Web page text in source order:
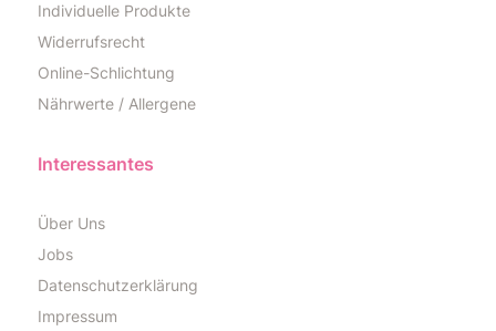
Individuelle Produkte
Widerrufsrecht
Online-Schlichtung
Nährwerte / Allergene
Interessantes
Über Uns
Jobs
Datenschutzerklärung
Impressum